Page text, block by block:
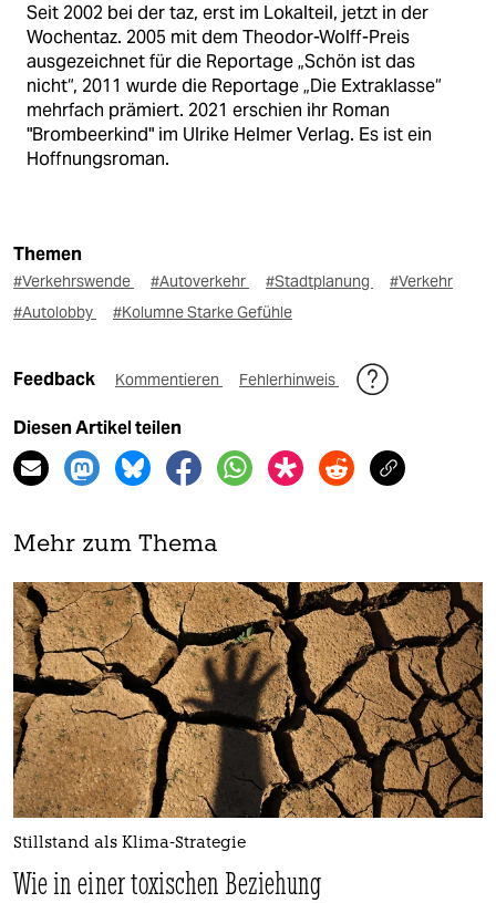
Seit 2002 bei der taz, erst im Lokalteil, jetzt in der
Wochentaz. 2005 mit dem Theodor-Wolff-Preis
ausgezeichnet für die Reportage „Schön ist das
nicht“, 2011 wurde die Reportage „Die Extraklasse“
mehrfach prämiert. 2021 erschien ihr Roman
"Brombeerkind" im Ulrike Helmer Verlag. Es ist ein
Hoffnungsroman.
Themen
#Verkehrswende #Autoverkehr #Stadtplanung
#Verkehr
#Autolobby
#Kolumne Starke Gefühle
Feedback Kommentieren Fehlerhinweis
Diesen Artikel teilen
Mehr zum Thema
Stillstand als Klima-Strategie
Wie in einer toxischen Beziehung